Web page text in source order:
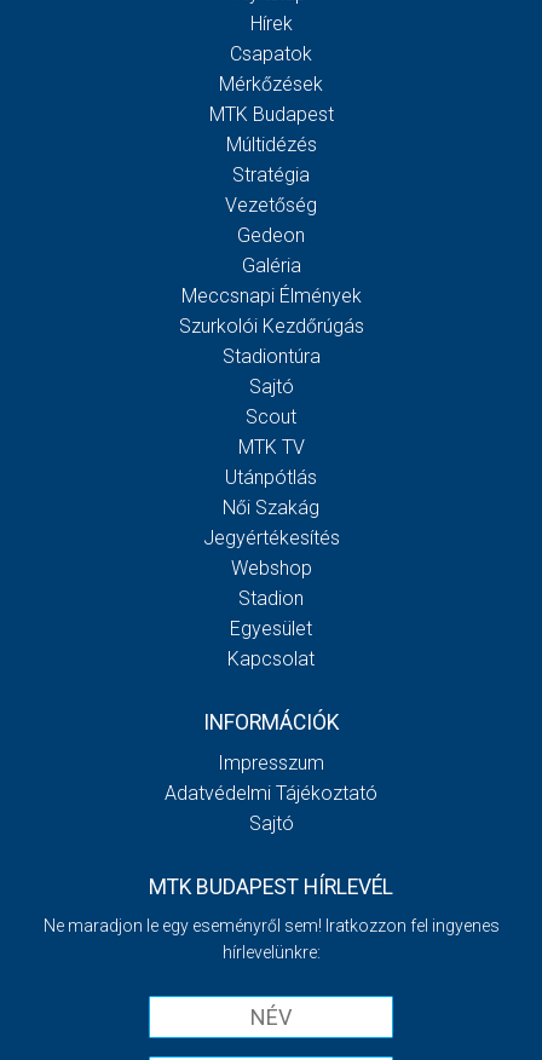
Hírek
Csapatok
Mérkőzések
MTK Budapest
Múltidézés
Stratégia
Vezetőség
Gedeon
Galéria
Meccsnapi Élmények
Szurkolói Kezdőrúgás
Stadiontúra
Sajtó
Scout
MTK TV
Utánpótlás
Női Szakág
Jegyértékesítés
Webshop
Stadion
Egyesület
Kapcsolat
INFORMÁCIÓK
Impresszum
Adatvédelmi Tájékoztató
Sajtó
MTK BUDAPEST HÍRLEVÉL
Ne maradjon le egy eseményről sem! Iratkozzon fel ingyenes
hírlevelünkre: